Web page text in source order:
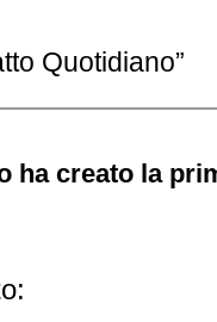
Quotidiano”
ha creato la